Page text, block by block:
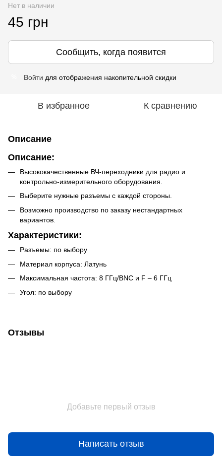
Нет в наличии
45 грн
Сообщить, когда появится
Войти для отображения накопительной скидки
В избранное К сравнению
Описание
Описание:
Высококачественные ВЧ-переходники для радио и
контрольно-измерительного оборудования.
Выберите нужные разъемы с каждой стороны.
Возможно производство по заказу нестандартных
вариантов.
Характеристики:
Разъемы: по выбору
Материал корпуса: Латунь
Максимальная частота: 8 ГГц/BNC и F – 6 ГГц
Угол: по выбору
Отзывы
Добавьте первый отзыв
Написать отзыв